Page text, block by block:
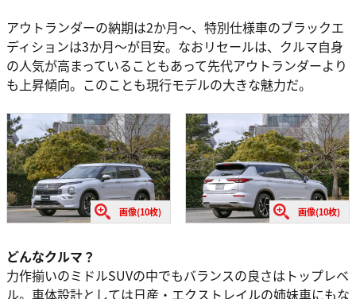
アウトランダーの納期は2か月〜、特別仕様車のブラックエ
ディションは3か月〜が目安。なおリセールは、クルマ自身
の人気が高まっていることもあって先代アウトランダーより
も上昇傾向。このことも現行モデルの大きな魅力だ。
画像(10枚) 画像(10枚)
どんなクルマ？
力作揃いのミドルSUVの中でもバランスの良さはトップレベ
ル。車体設計としては日産・エクストレイルの姉妹車にもな